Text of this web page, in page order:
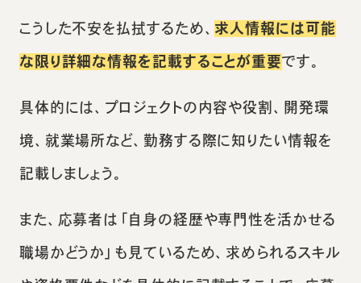
こうした不安を払拭するため、 求人情報には可能
な限り詳細な情報を記載することが重要です。
具体的には、プロジェクトの内容や役割、開発環
境、就業場所など、勤務する際に知りたい情報を
記載しましょう。
また、応募者は「自身の経歴や専門性を活かせる
職場かどうか」も見ているため、求められるスキル